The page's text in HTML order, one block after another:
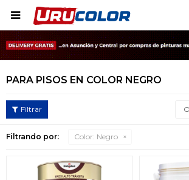

PARA PISOS EN COLOR NEGRO
Filtrando por: Color: Negro